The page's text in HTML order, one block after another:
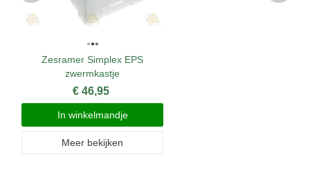
Zesramer Simplex EPS
zwermkastje
€ 46,95
In winkelmandje
Meer bekijken